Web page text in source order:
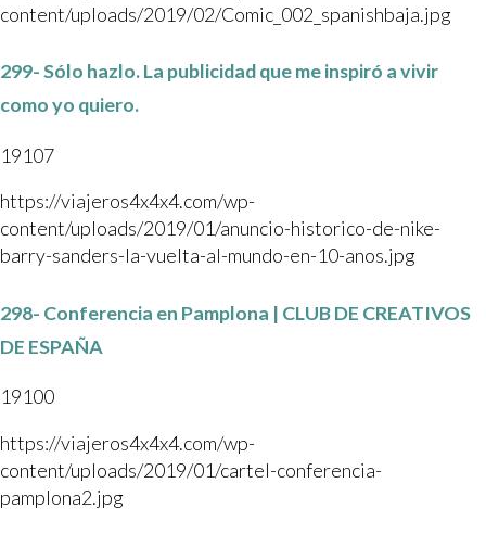
content/uploads/2019/02/Comic_002_spanishbaja.jpg
299- Sólo hazlo. La publicidad que me inspiró a vivir
como yo quiero.
19107
https://viajeros4x4x4.com/wp-
content/uploads/2019/01/anuncio-historico-de-nike-
barry-sanders-la-vuelta-al-mundo-en-10-anos.jpg
298- Conferencia en Pamplona | CLUB DE CREATIVOS
DE ESPAÑA
19100
https://viajeros4x4x4.com/wp-
content/uploads/2019/01/cartel-conferencia-
pamplona2.jpg